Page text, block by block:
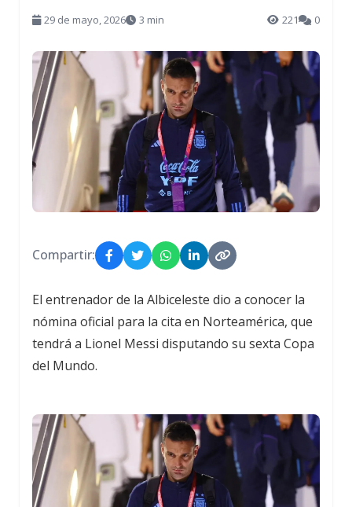
29 de mayo, 2026 3 min 221 0
Compartir:
El entrenador de la Albiceleste dio a conocer la
nómina oficial para la cita en Norteamérica, que
tendrá a Lionel Messi disputando su sexta Copa
del Mundo.